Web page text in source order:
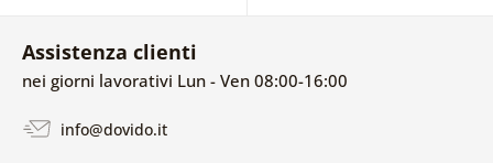
Assistenza clienti
nei giorni lavorativi Lun - Ven 08:00-16:00
info@dovido.it